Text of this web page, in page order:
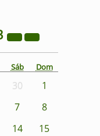
Sáb Dom
30
1
7
8
14
15